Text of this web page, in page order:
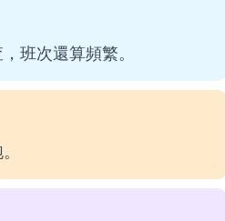
班次還算頻繁。